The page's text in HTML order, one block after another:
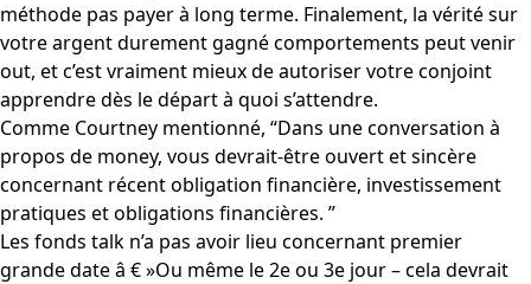
méthode pas payer à long terme. Finalement, la vérité sur
votre argent durement gagné comportements peut venir
out, et c’est vraiment mieux de autoriser votre conjoint
apprendre dès le départ à quoi s’attendre.
Comme Courtney mentionné, “Dans une conversation à
propos de money, vous devrait-être ouvert et sincère
concernant récent obligation financière, investissement
pratiques et obligations financières. ”
Les fonds talk n’a pas avoir lieu concernant premier
grande date â € »Ou même le 2e ou 3e jour – cela devrait